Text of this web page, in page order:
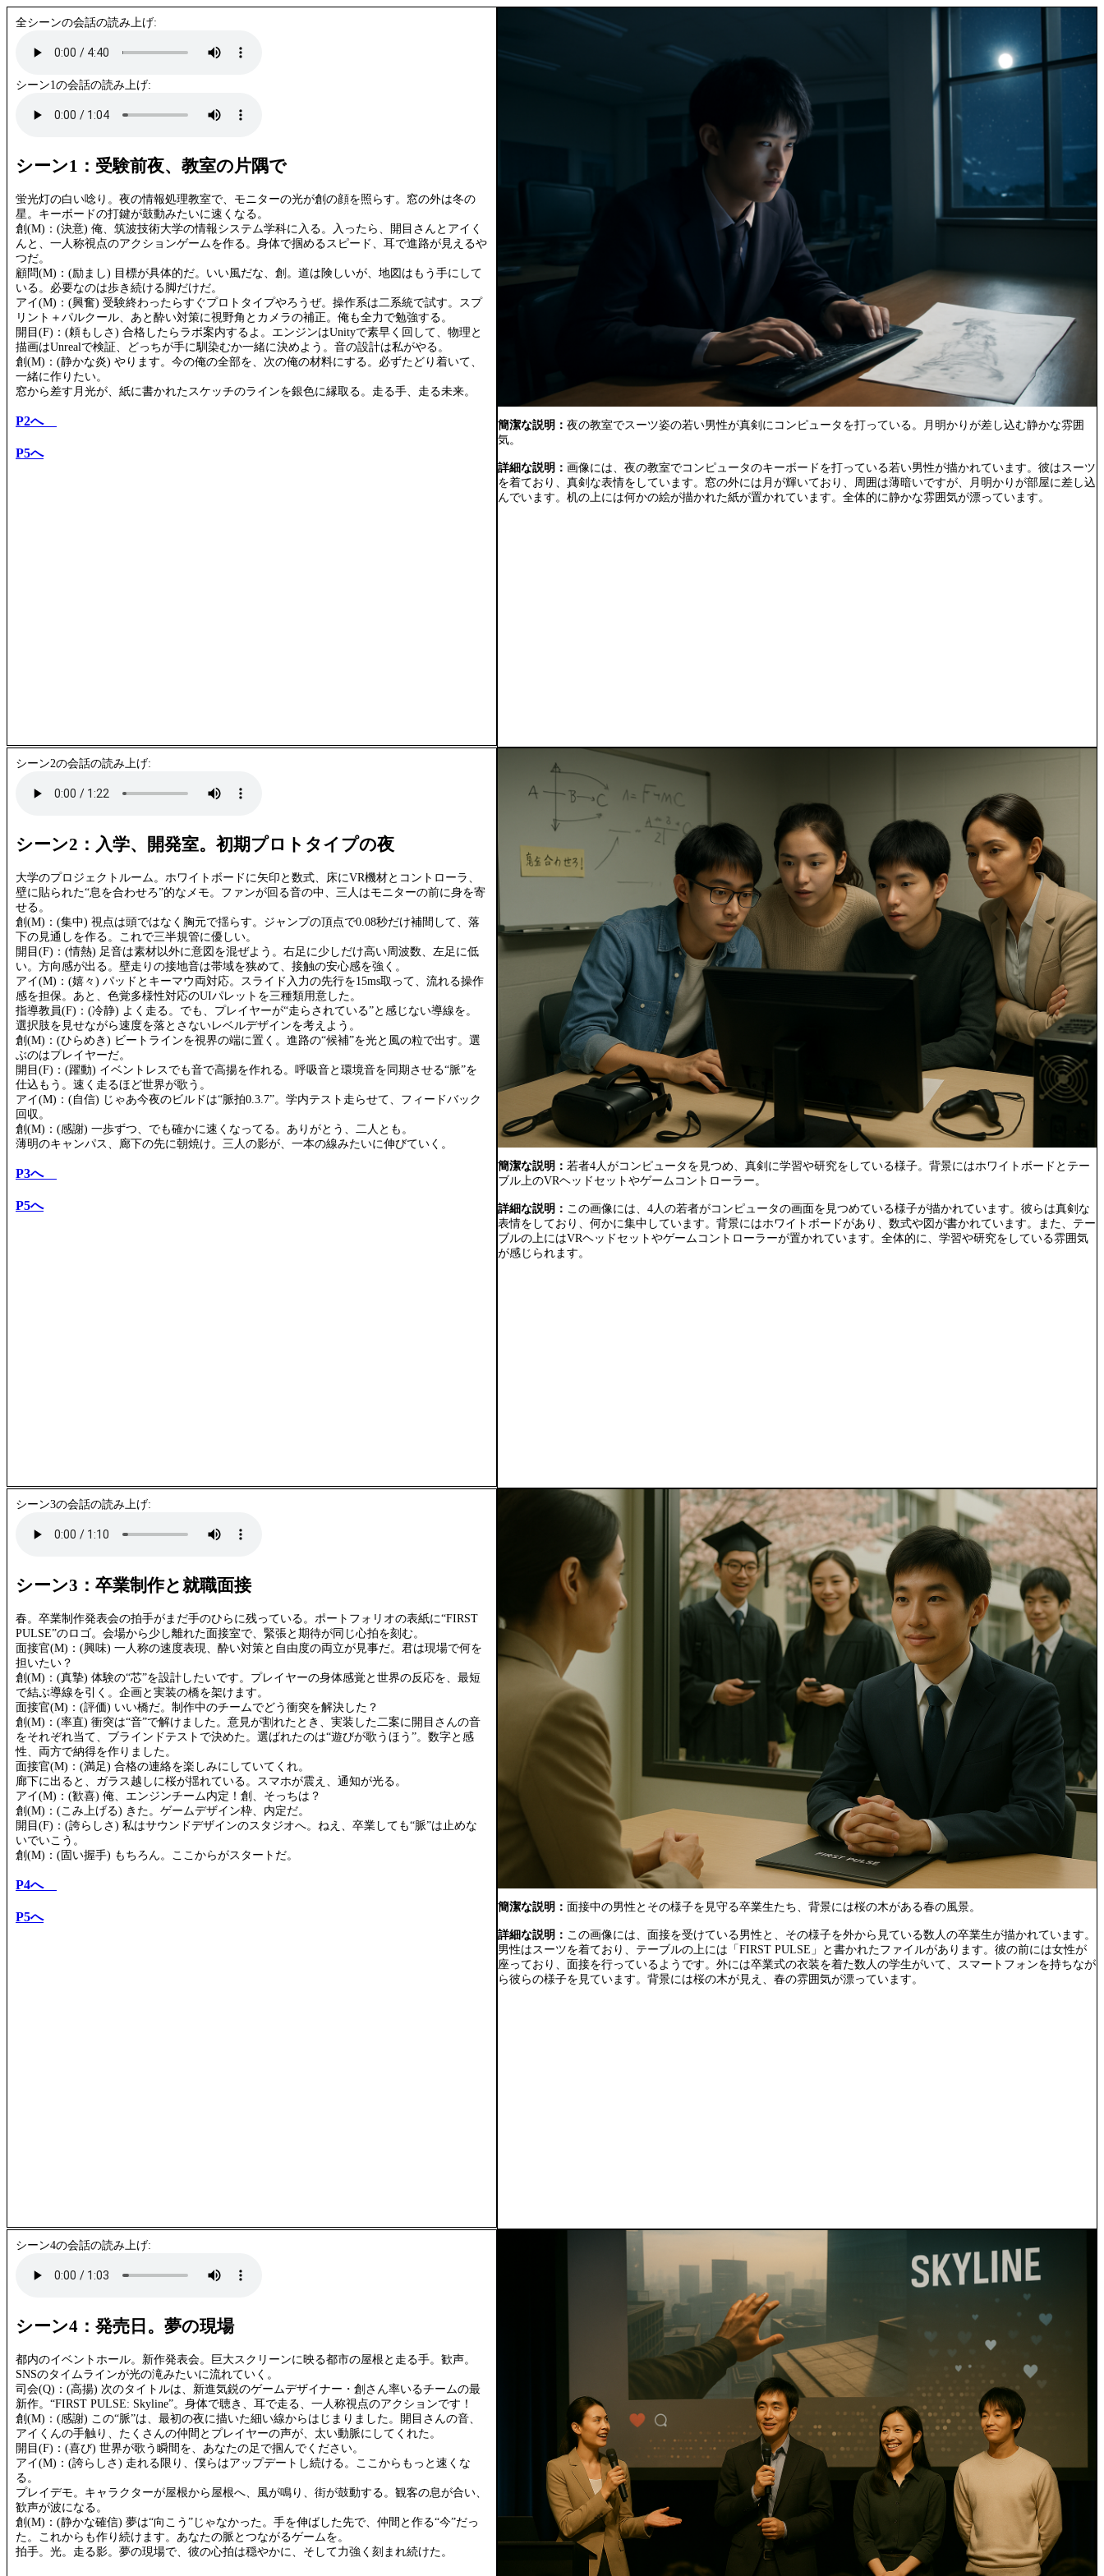
全シーンの会話の読み上げ:
シーン1の会話の読み上げ:
シーン1：受験前夜、教室の片隅で
蛍光灯の白い唸り。夜の情報処理教室で、モニターの光が創の顔を照らす。窓の外は冬の
星。キーボードの打鍵が鼓動みたいに速くなる。
創(M)：(決意) 俺、筑波技術大学の情報システム学科に入る。入ったら、開目さんとアイく
んと、一人称視点のアクションゲームを作る。身体で掴めるスピード、耳で進路が見えるや
つだ。
顧問(M)：(励まし) 目標が具体的だ。いい風だな、創。道は険しいが、地図はもう手にして
いる。必要なのは歩き続ける脚だけだ。
アイ(M)：(興奮) 受験終わったらすぐプロトタイプやろうぜ。操作系は二系統で試す。スプ
リント＋パルクール、あと酔い対策に視野角とカメラの補正。俺も全力で勉強する。
開目(F)：(頼もしさ) 合格したらラボ案内するよ。エンジンはUnityで素早く回して、物理と
描画はUnrealで検証、どっちが手に馴染むか一緒に決めよう。音の設計は私がやる。
創(M)：(静かな炎) やります。今の俺の全部を、次の俺の材料にする。必ずたどり着いて、
一緒に作りたい。
窓から差す月光が、紙に書かれたスケッチのラインを銀色に縁取る。走る手、走る未来。
P2へ
P5へ
簡潔な説明： 夜の教室でスーツ姿の若い男性が真剣にコンピュータを打っている。月明かりが差し込む静かな雰囲
気。
詳細な説明： 画像には、夜の教室でコンピュータのキーボードを打っている若い男性が描かれています。彼はスーツ
を着ており、真剣な表情をしています。窓の外には月が輝いており、周囲は薄暗いですが、月明かりが部屋に差し込
んでいます。机の上には何かの絵が描かれた紙が置かれています。全体的に静かな雰囲気が漂っています。
シーン2の会話の読み上げ:
シーン2：入学、開発室。初期プロトタイプの夜
大学のプロジェクトルーム。ホワイトボードに矢印と数式、床にVR機材とコントローラ、
壁に貼られた“息を合わせろ”的なメモ。ファンが回る音の中、三人はモニターの前に身を寄
せる。
創(M)：(集中) 視点は頭ではなく胸元で揺らす。ジャンプの頂点で0.08秒だけ補間して、落
下の見通しを作る。これで三半規管に優しい。
開目(F)：(情熱) 足音は素材以外に意図を混ぜよう。右足に少しだけ高い周波数、左足に低
い。方向感が出る。壁走りの接地音は帯域を狭めて、接触の安心感を強く。
アイ(M)：(嬉々) パッドとキーマウ両対応。スライド入力の先行を15ms取って、流れる操作
感を担保。あと、色覚多様性対応のUIパレットを三種類用意した。
指導教員(F)：(冷静) よく走る。でも、プレイヤーが“走らされている”と感じない導線を。
選択肢を見せながら速度を落とさないレベルデザインを考えよう。
創(M)：(ひらめき) ビートラインを視界の端に置く。進路の“候補”を光と風の粒で出す。選
ぶのはプレイヤーだ。
開目(F)：(躍動) イベントレスでも音で高揚を作れる。呼吸音と環境音を同期させる“脈”を
仕込もう。速く走るほど世界が歌う。
アイ(M)：(自信) じゃあ今夜のビルドは“脈拍0.3.7”。学内テスト走らせて、フィードバック
回収。
創(M)：(感謝) 一歩ずつ、でも確かに速くなってる。ありがとう、二人とも。
薄明のキャンパス、廊下の先に朝焼け。三人の影が、一本の線みたいに伸びていく。
P3へ
P5へ
簡潔な説明： 若者4人がコンピュータを見つめ、真剣に学習や研究をしている様子。背景にはホワイトボードとテー
ブル上のVRヘッドセットやゲームコントローラー。
詳細な説明： この画像には、4人の若者がコンピュータの画面を見つめている様子が描かれています。彼らは真剣な
表情をしており、何かに集中しています。背景にはホワイトボードがあり、数式や図が書かれています。また、テー
ブルの上にはVRヘッドセットやゲームコントローラーが置かれています。全体的に、学習や研究をしている雰囲気
が感じられます。
シーン3の会話の読み上げ:
シーン3：卒業制作と就職面接
春。卒業制作発表会の拍手がまだ手のひらに残っている。ポートフォリオの表紙に“FIRST
PULSE”のロゴ。会場から少し離れた面接室で、緊張と期待が同じ心拍を刻む。
面接官(M)：(興味) 一人称の速度表現、酔い対策と自由度の両立が見事だ。君は現場で何を
担いたい？
創(M)：(真摯) 体験の“芯”を設計したいです。プレイヤーの身体感覚と世界の反応を、最短
で結ぶ導線を引く。企画と実装の橋を架けます。
面接官(M)：(評価) いい橋だ。制作中のチームでどう衝突を解決した？
創(M)：(率直) 衝突は“音”で解けました。意見が割れたとき、実装した二案に開目さんの音
をそれぞれ当て、ブラインドテストで決めた。選ばれたのは“遊びが歌うほう”。数字と感
性、両方で納得を作りました。
面接官(M)：(満足) 合格の連絡を楽しみにしていてくれ。
廊下に出ると、ガラス越しに桜が揺れている。スマホが震え、通知が光る。
アイ(M)：(歓喜) 俺、エンジンチーム内定！創、そっちは？
創(M)：(こみ上げる) きた。ゲームデザイン枠、内定だ。
開目(F)：(誇らしさ) 私はサウンドデザインのスタジオへ。ねえ、卒業しても“脈”は止めな
いでいこう。
創(M)：(固い握手) もちろん。ここからがスタートだ。
P4へ
P5へ
簡潔な説明： 面接中の男性とその様子を見守る卒業生たち、背景には桜の木がある春の風景。
詳細な説明： この画像には、面接を受けている男性と、その様子を外から見ている数人の卒業生が描かれています。
男性はスーツを着ており、テーブルの上には「FIRST PULSE」と書かれたファイルがあります。彼の前には女性が
座っており、面接を行っているようです。外には卒業式の衣装を着た数人の学生がいて、スマートフォンを持ちなが
ら彼らの様子を見ています。背景には桜の木が見え、春の雰囲気が漂っています。
シーン4の会話の読み上げ:
シーン4：発売日。夢の現場
都内のイベントホール。新作発表会。巨大スクリーンに映る都市の屋根と走る手。歓声。
SNSのタイムラインが光の滝みたいに流れていく。
司会(Q)：(高揚) 次のタイトルは、新進気鋭のゲームデザイナー・創さん率いるチームの最
新作。“FIRST PULSE: Skyline”。身体で聴き、耳で走る、一人称視点のアクションです！
創(M)：(感謝) この“脈”は、最初の夜に描いた細い線からはじまりました。開目さんの音、
アイくんの手触り、たくさんの仲間とプレイヤーの声が、太い動脈にしてくれた。
開目(F)：(喜び) 世界が歌う瞬間を、あなたの足で掴んでください。
アイ(M)：(誇らしさ) 走れる限り、僕らはアップデートし続ける。ここからもっと速くな
る。
プレイデモ。キャラクターが屋根から屋根へ、風が鳴り、街が鼓動する。観客の息が合い、
歓声が波になる。
創(M)：(静かな確信) 夢は“向こう”じゃなかった。手を伸ばした先で、仲間と作る“今”だっ
た。これからも作り続けます。あなたの脈とつながるゲームを。
拍手。光。走る影。夢の現場で、彼の心拍は穏やかに、そして力強く刻まれ続けた。